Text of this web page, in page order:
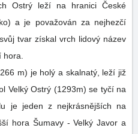
Ostrý leží na hranici České
a je považován za nejhezčí
tvar získal vrch lidový název
m) je holý a skalnatý, leží již
Velký Ostrý (1293m) se tyčí na
je jeden z nejkrásnějších na
hora Šumavy - Velký Javor a